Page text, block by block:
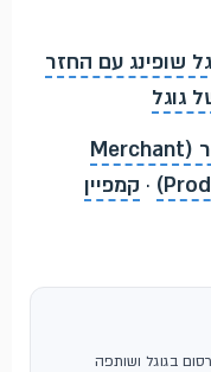
שופינג עם החזר
גוגל
גוגל מרצ'נט סנטר (Merchant
· קמפיין
בגוגל ושותפה